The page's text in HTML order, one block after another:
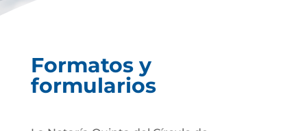
Formatos y
formularios